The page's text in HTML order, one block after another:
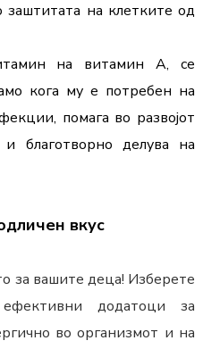
на клетките од
на витамин А, се
кога му е потребен на
помага во развојот
благотворно делува на
вкус
за вашите деца! Изберете
додатоци за
во организмот и на